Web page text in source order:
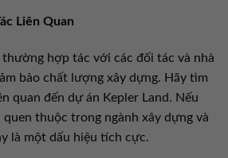
Liên Quan
hợp tác với các đối tác và nhà
bảo chất lượng xây dựng. Hãy tìm
quan đến dự án Kepler Land. Nếu
thuộc trong ngành xây dựng và
là một dấu hiệu tích cực.